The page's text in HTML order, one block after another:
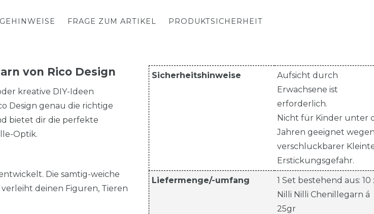
FRAGE ZUM ARTIKEL PRODUKTSICHERHEIT
von Rico Design
kreative DIY-Ideen
Design genau die richtige
bietet dir die perfekte
Optik.
Die samtig-weiche
deinen Figuren, Tieren
Sicherheitshinweise
Aufsicht durch
Erwachsene ist
erforderlich.
Nicht für Kinder unter
Jahren geeignet
verschluckbarer
Erstickungsgefahr.
Liefermenge/-umfang
1 Set bestehend aus: 10
Nilli Nilli Chenillegarn á
25gr